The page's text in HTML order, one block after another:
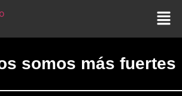
somos más fuertes